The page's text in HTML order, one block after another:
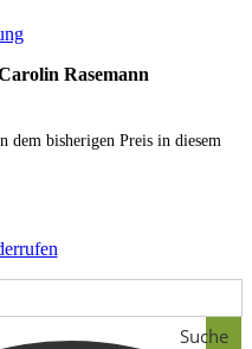
Rasemann
dem bisherigen Preis in diesem
Suche